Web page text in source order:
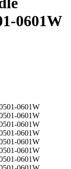
0601W